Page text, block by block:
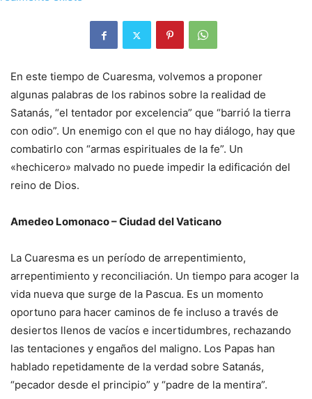
En este tiempo de Cuaresma, volvemos a proponer
algunas palabras de los rabinos sobre la realidad de
Satanás, “el tentador por excelencia” que “barrió la tierra
con odio”. Un enemigo con el que no hay diálogo, hay que
combatirlo con “armas espirituales de la fe”. Un
«hechicero» malvado no puede impedir la edificación del
reino de Dios.
Amedeo Lomonaco – Ciudad del Vaticano
La Cuaresma es un período de arrepentimiento,
arrepentimiento y reconciliación. Un tiempo para acoger la
vida nueva que surge de la Pascua. Es un momento
oportuno para hacer caminos de fe incluso a través de
desiertos llenos de vacíos e incertidumbres, rechazando
las tentaciones y engaños del maligno. Los Papas han
hablado repetidamente de la verdad sobre Satanás,
“pecador desde el principio” y “padre de la mentira”.